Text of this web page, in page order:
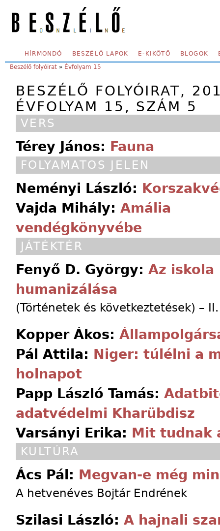
SECONDARY MENU
HÍRMONDÓ BESZÉLŐ LAPOK E-KIKÖTŐ BLOGOK
YOU ARE HERE:
Beszélő folyóirat » Évfolyam 15
BESZÉLŐ FOLYÓIRAT,
ÉVFOLYAM 15, SZÁM 5
VERS
Térey János: Fauna
FOLYAMATOS JELEN
Neményi László:
Vajda Mihály: Amália
vendégkönyvébe
JÁTÉKTÉR
Fenyő D. György: Az iskola
humanizálása
(Történetek és következtetések) –
Kopper Ákos:
Pál Attila: Niger: túlélni a
holnapot
Papp László Tamás:
adatvédelmi Kharübdisz
Varsányi Erika: Mit tudnak
KULTÚRA
Ács Pál: Megvan-e még
A hetvenéves Bojtár Endrének
Szilasi László: A hajnali